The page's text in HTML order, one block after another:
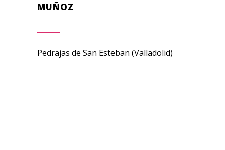
MUÑOZ
Pedrajas de San Esteban (Valladolid)